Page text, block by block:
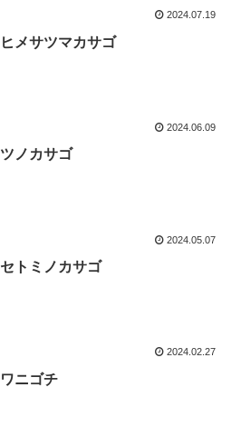
2024.07.19
ヒメサツマカサゴ
2024.06.09
ツノカサゴ
2024.05.07
セトミノカサゴ
2024.02.27
ワニゴチ